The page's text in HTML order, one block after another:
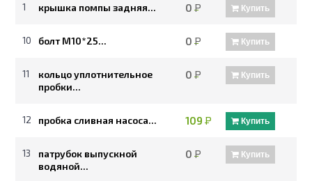
1 крышка помпы задняя... 0Р Купить
10 болт M10*25... 0Р Купить
11
кольцо уплотнительное
пробки...
0Р Купить
12 пробка сливная насоса... 109Р Купить
13
патрубок выпускной
водяной...
0Р Купить